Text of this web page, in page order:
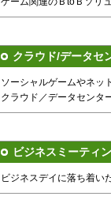
クラウド/データセ
ソーシャルゲームやネッ
クラウド／データセンタ
ビジネスミーティ
ビジネスデイに落ち着い